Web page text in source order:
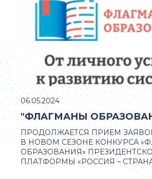
ПРОДОЛЖАЕТСЯ ПРИЕМ
В НОВОМ СЕЗОНЕ КОНКУРСА
ОБРАЗОВАНИЯ»
ПЛАТФОРМЫ «РОССИЯ – СТРАНА
"ФЛАГМАНЫ
06.05.2024